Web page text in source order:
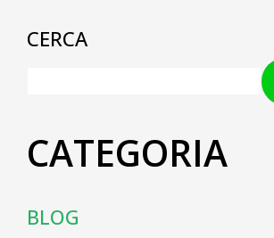
CERCA
CATEGORIA
BLOG